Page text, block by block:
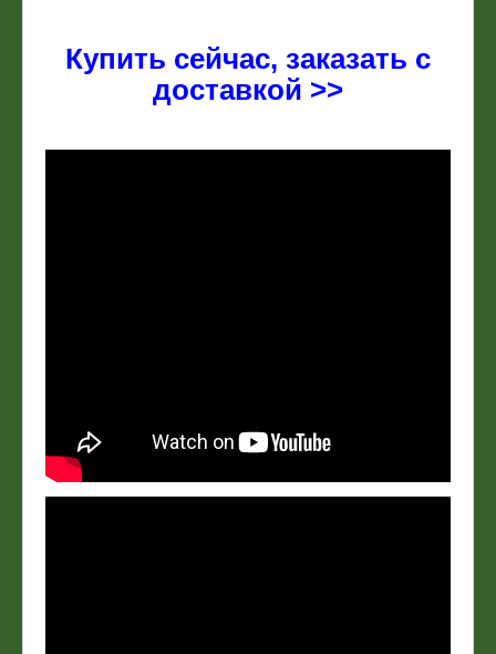
Купить сейчас, заказать с
доставкой >>